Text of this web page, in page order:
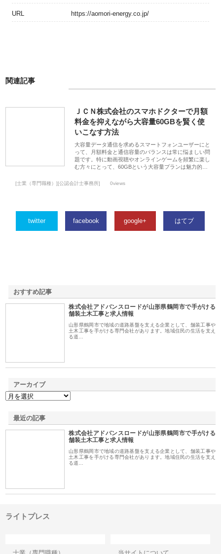
URL https://aomori-energy.co.jp/
関連記事
ＪＣＮ株式会社のスマホドクターで月額
料金を抑えながら大容量60GBを賢く使
いこなす方法
大容量データ通信を求めるスマートフォンユーザーにと
って、月額料金と通信容量のバランスは常に悩ましい問
題です。特に動画視聴やオンラインゲームを頻繁に楽し
む方々にとって、60GBという大容量プランは魅力的…
[士業（専門職種）][公認会計士事務所] 0views
twitter facebook google+ はてブ
おすすめ記事
株式会社アドバンスロードが山形県鶴岡市で手がける
舗装土木工事と求人情報
山形県鶴岡市で地域の道路基盤を支える企業として、舗装工事や
土木工事を手がける専門会社があります。地域住民の生活を支え
る道…
アーカイブ
最近の記事
株式会社アドバンスロードが山形県鶴岡市で手がける
舗装土木工事と求人情報
山形県鶴岡市で地域の道路基盤を支える企業として、舗装工事や
土木工事を手がける専門会社があります。地域住民の生活を支え
る道…
ライトプレス